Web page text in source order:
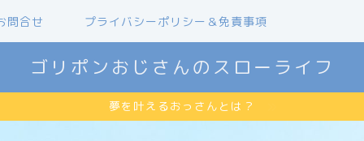
問合せ プライバシーポリシー＆免責事項
ゴリポンおじさんのスローライフ
夢を叶えるおっさんとは？